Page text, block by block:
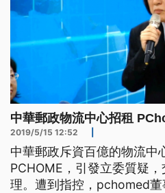
中華郵政物流中心招租
2019/5/15 12:52
中華郵政斥資百億的物流中
PCHOME，引發立委質疑
理。遭到指控，pchomed